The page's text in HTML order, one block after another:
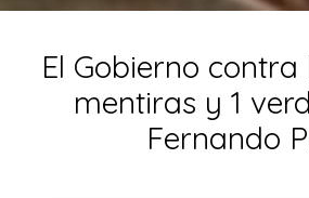
El Gobierno contra
mentiras y 1
Fernando